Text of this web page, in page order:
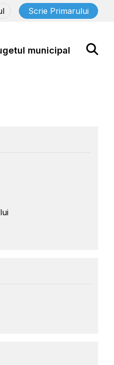
Scrie Primarului
municipal